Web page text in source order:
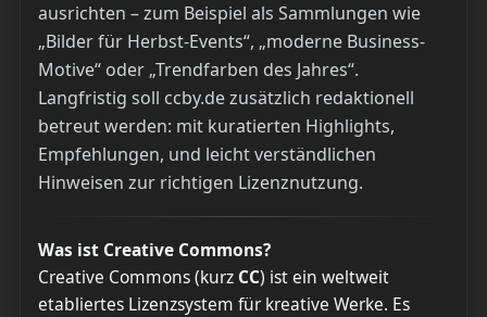
ausrichten – zum Beispiel als Sammlungen wie
„Bilder für Herbst-Events“, „moderne Business-
Motive“ oder „Trendfarben des Jahres“.
Langfristig soll ccby.de zusätzlich redaktionell
betreut werden: mit kuratierten Highlights,
Empfehlungen, und leicht verständlichen
Hinweisen zur richtigen Lizenznutzung.
Was ist Creative Commons?
Creative Commons (kurz CC) ist ein weltweit
etabliertes Lizenzsystem für kreative Werke. Es